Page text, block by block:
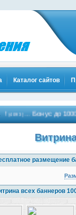
Каталог сайтов
…Бонус до 10000
размещение
всех баннеров